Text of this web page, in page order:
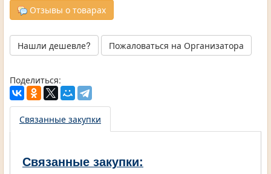
Отзывы о товарах
Нашли дешевле? Пожаловаться на Организатора
Поделиться:
Связанные закупки
Связанные закупки: